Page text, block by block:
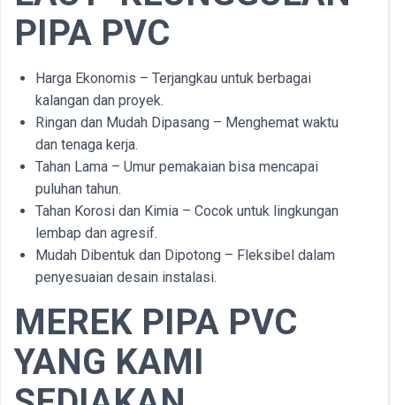
PIPA PVC
Harga Ekonomis – Terjangkau untuk berbagai
kalangan dan proyek.
Ringan dan Mudah Dipasang – Menghemat waktu
dan tenaga kerja.
Tahan Lama – Umur pemakaian bisa mencapai
puluhan tahun.
Tahan Korosi dan Kimia – Cocok untuk lingkungan
lembap dan agresif.
Mudah Dibentuk dan Dipotong – Fleksibel dalam
penyesuaian desain instalasi.
MEREK PIPA PVC
YANG KAMI